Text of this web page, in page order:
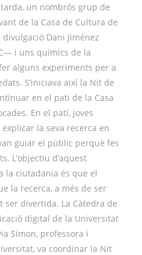
un nombrós grup de
de la Casa de Cultura de
Dani Jiménez
i uns químics de la
alguns experiments per a
S’iniciava així la Nit de
en el pati de la Casa
En el patí, joves
la seva recerca en
guiar el públic perquè fes
L’objectiu d’aquest
la ciutadania és que el
la recerca, a més de ser
ser divertida. La Càtedra de
digital de la Universitat
Simon, professora i
va coordinar la Nit